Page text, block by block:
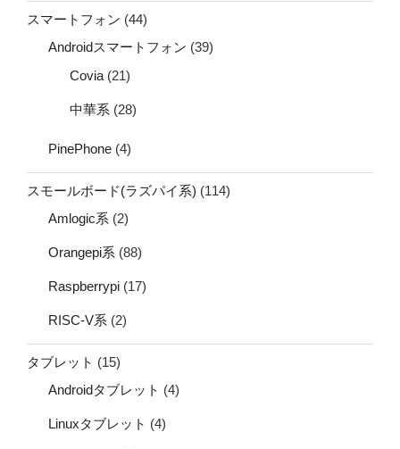
スマートフォン (44)
Androidスマートフォン (39)
Covia (21)
中華系 (28)
PinePhone (4)
スモールボード(ラズパイ系) (114)
Amlogic系 (2)
Orangepi系 (88)
Raspberrypi (17)
RISC-V系 (2)
タブレット (15)
Androidタブレット (4)
Linuxタブレット (4)